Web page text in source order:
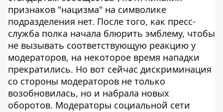
признаков "нацизма" на символике
подразделения нет. После того, как пресс-
служба полка начала блюрить эмблему, чтобы
не вызывать соответствующую реакцию у
модераторов, на некоторое время нападки
прекратились. Но вот сейчас дискриминация
со стороны модераторов не только
возобновилась, но и набрала новых
оборотов. Модераторы социальной сети